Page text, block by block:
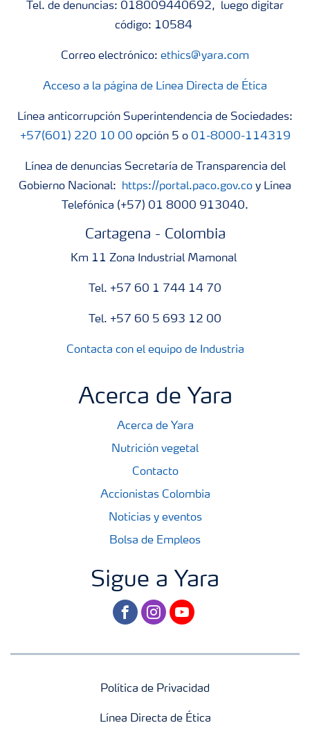
Tel. de denuncias: 018009440692, luego digitar
código: 10584
Correo electrónico: ethics@yara.com
Acceso a la página de Línea Directa de Ética
Línea anticorrupción Superintendencia de Sociedades:
+57(601) 220 10 00 opción 5 o 01-8000-114319
Línea de denuncias Secretaría de Transparencia del
Gobierno Nacional:
https://portal.paco.gov.co y Línea
Telefónica (+57) 01 8000 913040.
Cartagena - Colombia
Km 11 Zona Industrial Mamonal
Tel. +57 60 1 744 14 70
Tel. +57 60 5 693 12 00
Contacta con el equipo de Industria
Acerca de Yara
Acerca de Yara
Nutrición vegetal
Contacto
Accionistas Colombia
Noticias y eventos
Bolsa de Empleos
Sigue a Yara
facebookinstagram
youtube
Política de Privacidad
Línea Directa de Ética